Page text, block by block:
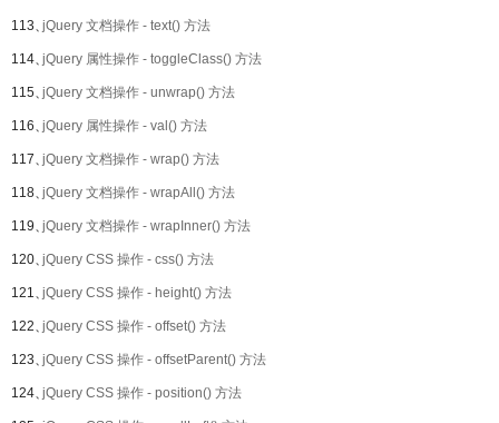
113、jQuery 文档操作 - text() 方法
114、jQuery 属性操作 - toggleClass() 方法
115、jQuery 文档操作 - unwrap() 方法
116、jQuery 属性操作 - val() 方法
117、jQuery 文档操作 - wrap() 方法
118、jQuery 文档操作 - wrapAll() 方法
119、jQuery 文档操作 - wrapInner() 方法
120、jQuery CSS 操作 - css() 方法
121、jQuery CSS 操作 - height() 方法
122、jQuery CSS 操作 - offset() 方法
123、jQuery CSS 操作 - offsetParent() 方法
124、jQuery CSS 操作 - position() 方法